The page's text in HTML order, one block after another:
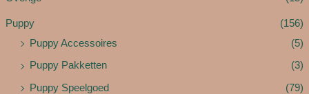
Puppy
(156)
Puppy Accessoires
(5)
Puppy Pakketten (3)
Puppy Speelgoed (79)